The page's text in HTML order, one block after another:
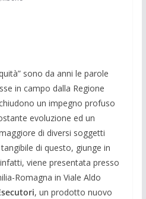
sono da anni le parole
in campo dalla Regione
un impegno profuso
evoluzione ed un
di diversi soggetti
di questo, giunge in
viene presentata presso
Romagna in Viale Aldo
, un prodotto nuovo